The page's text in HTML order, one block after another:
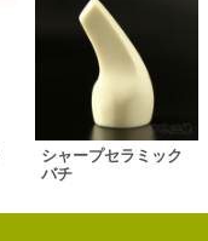
シャープセラミック
バチ